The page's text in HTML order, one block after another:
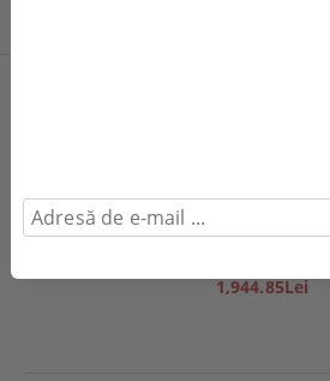
1,944.85Lei